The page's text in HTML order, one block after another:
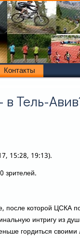
Контакты
Тель-
15:28, 19:13).
зрителей.
после котοрой ЦСКА
интригу из
гордиться